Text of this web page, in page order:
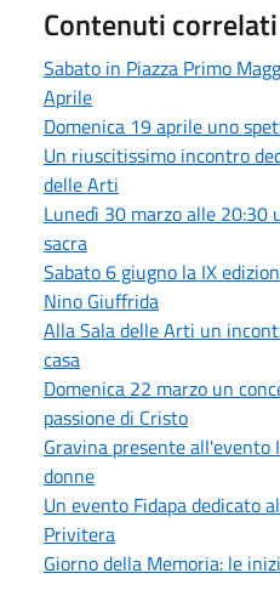
Contenuti correlati
Sabato in Piazza Primo
Aprile
Domenica 19 aprile uno
Un riuscitissimo incontro
delle Arti
Lunedì 30 marzo alle 20:30
sacra
Sabato 6 giugno la IX
Nino Giuffrida
Alla Sala delle Arti un
casa
Domenica 22 marzo un
passione di Cristo
Gravina presente all'evento
donne
Un evento Fidapa dedicato
Privitera
Giorno della Memoria: le